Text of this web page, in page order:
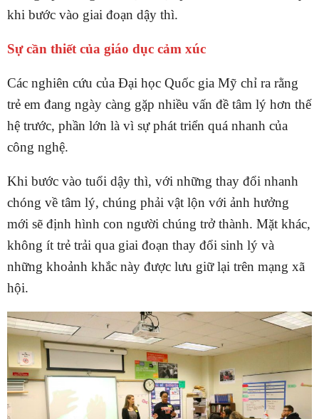
khi bước vào giai đoạn dậy thì.
Sự cần thiết của giáo dục cảm xúc
Các nghiên cứu của Đại học Quốc gia Mỹ chỉ ra rằng
trẻ em đang ngày càng gặp nhiều vấn đề tâm lý hơn thế
hệ trước, phần lớn là vì sự phát triển quá nhanh của
công nghệ.
Khi bước vào tuổi dậy thì, với những thay đổi nhanh
chóng về tâm lý, chúng phải vật lộn với ảnh hưởng
mới sẽ định hình con người chúng trở thành. Mặt khác,
không ít trẻ trải qua giai đoạn thay đổi sinh lý và
những khoảnh khắc này được lưu giữ lại trên mạng xã
hội.